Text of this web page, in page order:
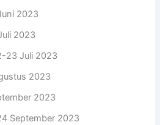
2023
2023
23 Juli 2023
2023
2023
September 2023